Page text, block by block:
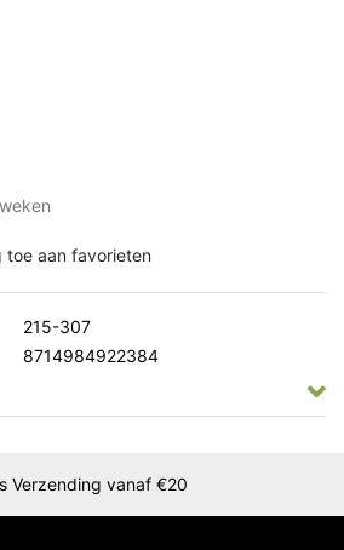
toe aan favorieten
215-307
8714984922384
Verzending vanaf €20